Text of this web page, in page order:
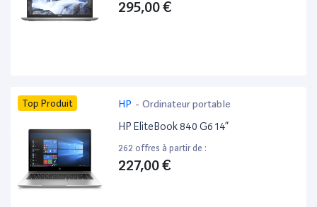
295,00 €
Top Produit HP - Ordinateur portable
HP EliteBook 840 G6 14”
262 offres à partir de :
227,00 €